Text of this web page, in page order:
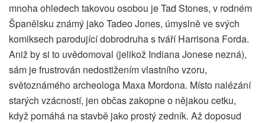
mnoha ohledech takovou osobou je Tad Stones, v rodném
Španělsku známý jako Tadeo Jones, úmyslně ve svých
komiksech parodující dobrodruha s tváří Harrisona Forda.
Aniž by si to uvědomoval (jelikož Indiana Jonese nezná),
sám je frustrován nedostižením vlastního vzoru,
světoznámého archeologa Maxa Mordona. Místo nalézání
starých vzácností, jen občas zakopne o nějakou cetku,
když pomáhá na stavbě jako prostý zedník. Až doposud